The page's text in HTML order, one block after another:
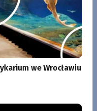
we Wrocławiu